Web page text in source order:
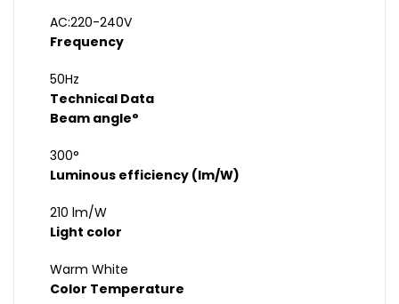
AC:220-240V
Frequency
50Hz
Technical Data
Beam angle°
300°
Luminous efficiency (lm/W)
210 lm/W
Light color
Warm White
Color Temperature